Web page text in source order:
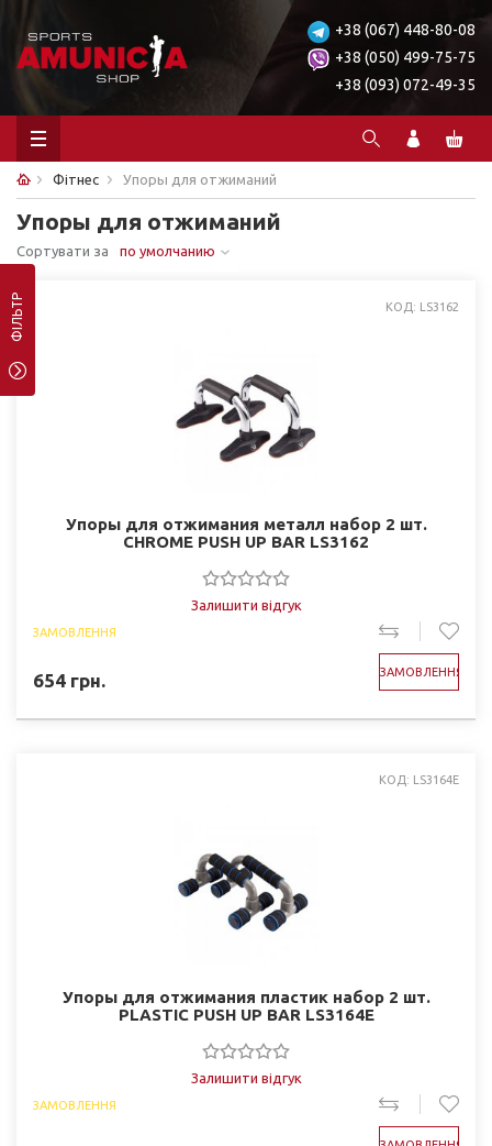
+38 (067) 448-80-08
+38 (050) 499-75-75
+38 (093) 072-49-35
Фітнес Упоры для отжиманий
Упоры для отжиманий
Сортувати за по умолчанию
ФІЛЬТР КОД: LS3162
Упоры для отжимания металл набор 2 шт.
CHROME PUSH UP BAR LS3162
Залишити відгук
ЗАМОВЛЕННЯ
654 грн. ЗАМОВЛЕННЯ
КОД: LS3164E
Упоры для отжимания пластик набор 2 шт.
PLASTIC PUSH UP BAR LS3164E
Залишити відгук
ЗАМОВЛЕННЯ